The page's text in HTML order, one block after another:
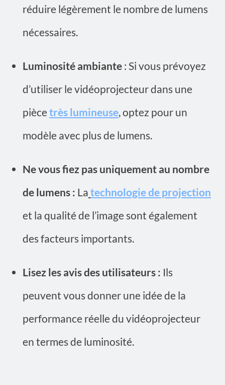
réduire légèrement le nombre de lumens
nécessaires.
Luminosité ambiante : Si vous prévoyez
d’utiliser le vidéoprojecteur dans une
piècetrès lumineuse, optez pour un
modèle avec plus de lumens.
Ne vous fiez pas uniquement au nombre
de lumens : La technologie de projection
et la qualité de l’image sont également
des facteurs importants.
Lisez les avis des utilisateurs : Ils
peuvent vous donner une idée de la
performance réelle du vidéoprojecteur
en termes de luminosité.